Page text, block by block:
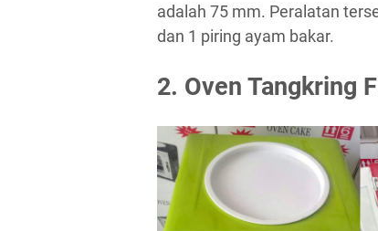
adalah 75 mm. Peralatan
dan 1 piring ayam bakar.
2. Oven Tangkring